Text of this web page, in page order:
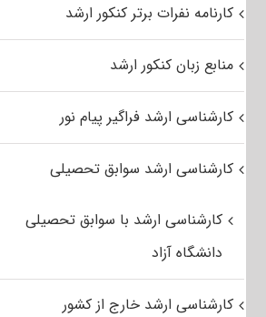
کارنامه نفرات برتر کنکور ارشد
منابع زبان کنکور ارشد
کارشناسی ارشد فراگیر پیام نور
کارشناسی ارشد سوابق تحصیلی
کارشناسی ارشد با سوابق تحصیلی
دانشگاه آزاد
کارشناسی ارشد خارج از کشور